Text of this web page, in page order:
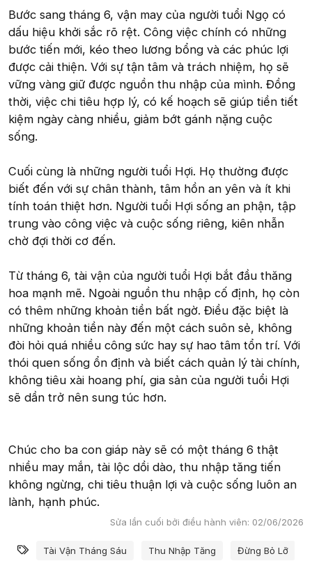
Bước sang tháng 6, vận may của người tuổi Ngọ có
dấu hiệu khởi sắc rõ rệt. Công việc chính có những
bước tiến mới, kéo theo lương bổng và các phúc lợi
được cải thiện. Với sự tận tâm và trách nhiệm, họ sẽ
vững vàng giữ được nguồn thu nhập của mình. Đồng
thời, việc chi tiêu hợp lý, có kế hoạch sẽ giúp tiền tiết
kiệm ngày càng nhiều, giảm bớt gánh nặng cuộc
sống.
Cuối cùng là những người tuổi Hợi. Họ thường được
biết đến với sự chân thành, tâm hồn an yên và ít khi
tính toán thiệt hơn. Người tuổi Hợi sống an phận, tập
trung vào công việc và cuộc sống riêng, kiên nhẫn
chờ đợi thời cơ đến.
Từ tháng 6, tài vận của người tuổi Hợi bắt đầu thăng
hoa mạnh mẽ. Ngoài nguồn thu nhập cố định, họ còn
có thêm những khoản tiền bất ngờ. Điều đặc biệt là
những khoản tiền này đến một cách suôn sẻ, không
đòi hỏi quá nhiều công sức hay sự hao tâm tổn trí. Với
thói quen sống ổn định và biết cách quản lý tài chính,
không tiêu xài hoang phí, gia sản của người tuổi Hợi
sẽ dần trở nên sung túc hơn.
Chúc cho ba con giáp này sẽ có một tháng 6 thật
nhiều may mắn, tài lộc dồi dào, thu nhập tăng tiến
không ngừng, chi tiêu thuận lợi và cuộc sống luôn an
lành, hạnh phúc.
Sửa lần cuối bởi điều hành viên: 02/06/2026
Từ khóa
Tài Vận Tháng Sáu Thu Nhập Tăng Đừng Bỏ Lỡ